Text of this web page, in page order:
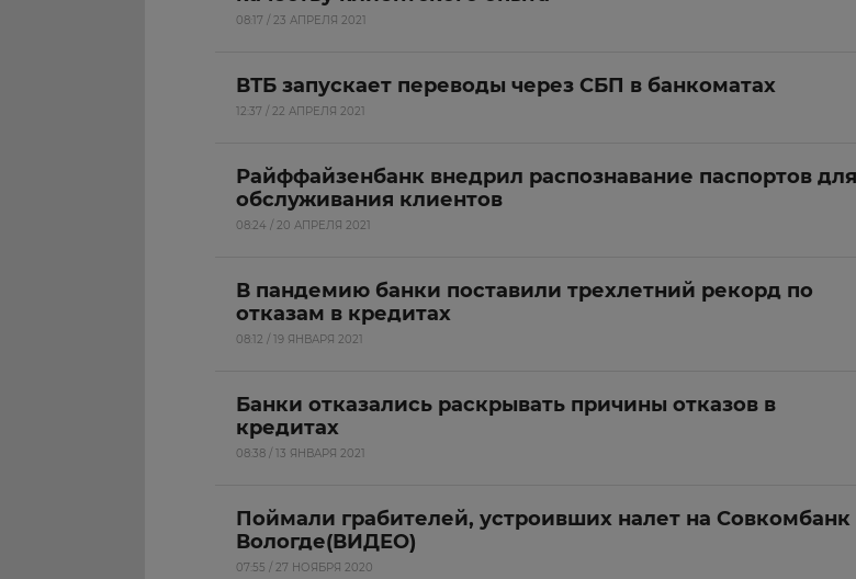
08:17 / 23 АПРЕЛЯ 2021
ВТБ запускает переводы через СБП в банкоматах
12:37 / 22 АПРЕЛЯ 2021
Райффайзенбанк внедрил распознавание паспортов для
обслуживания клиентов
08:24 / 20 АПРЕЛЯ 2021
В пандемию банки поставили трехлетний рекорд по
отказам в кредитах
08:12 / 19 ЯНВАРЯ 2021
Банки отказались раскрывать причины отказов в
кредитах
08:38 / 13 ЯНВАРЯ 2021
Поймали грабителей, устроивших налет на Совкомбанк
Вологде(ВИДЕО)
07:55 / 27 НОЯБРЯ 2020